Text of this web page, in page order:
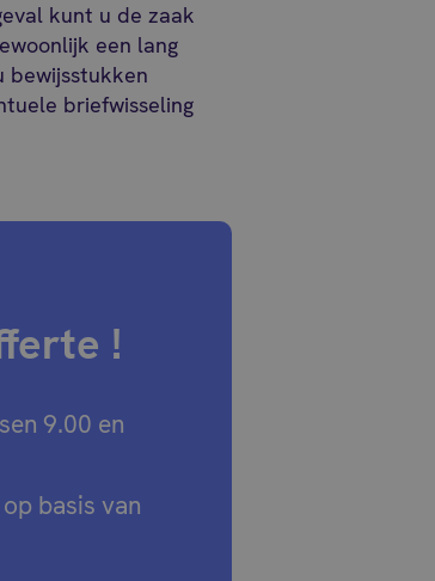
kunt u de zaak
een lang
bewijsstukken
briefwisseling
!
9.00 en
basis van